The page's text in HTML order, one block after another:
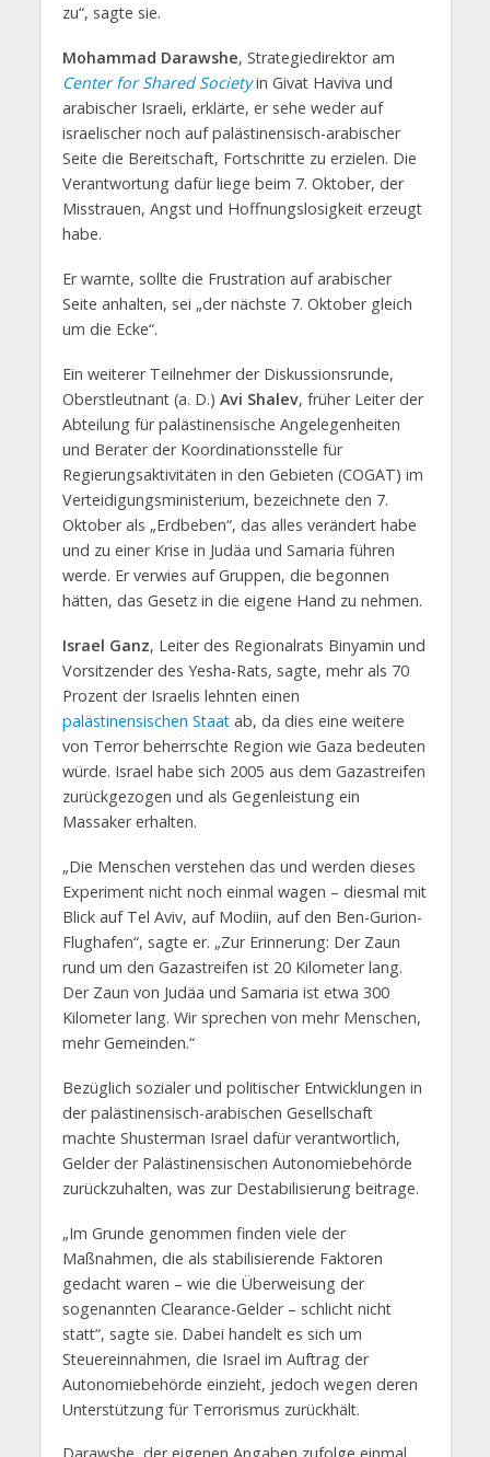
zu“, sagte sie.
Mohammad Darawshe, Strategiedirektor am
Center for Shared Societyin Givat Haviva und
arabischer Israeli, erklärte, er sehe weder auf
israelischer noch auf palästinensisch-arabischer
Seite die Bereitschaft, Fortschritte zu erzielen. Die
Verantwortung dafür liege beim 7. Oktober, der
Misstrauen, Angst und Hoffnungslosigkeit erzeugt
habe.
Er warnte, sollte die Frustration auf arabischer
Seite anhalten, sei „der nächste 7. Oktober gleich
um die Ecke“.
Ein weiterer Teilnehmer der Diskussionsrunde,
Oberstleutnant (a. D.) Avi Shalev, früher Leiter der
Abteilung für palästinensische Angelegenheiten
und Berater der Koordinationsstelle für
Regierungsaktivitäten in den Gebieten (COGAT) im
Verteidigungsministerium, bezeichnete den 7.
Oktober als „Erdbeben“, das alles verändert habe
und zu einer Krise in Judäa und Samaria führen
werde. Er verwies auf Gruppen, die begonnen
hätten, das Gesetz in die eigene Hand zu nehmen.
Israel Ganz, Leiter des Regionalrats Binyamin und
Vorsitzender des Yesha-Rats, sagte, mehr als 70
Prozent der Israelis lehnten einen
palästinensischen Staatab, da dies eine weitere
von Terror beherrschte Region wie Gaza bedeuten
würde. Israel habe sich 2005 aus dem Gazastreifen
zurückgezogen und als Gegenleistung ein
Massaker erhalten.
„Die Menschen verstehen das und werden dieses
Experiment nicht noch einmal wagen – diesmal mit
Blick auf Tel Aviv, auf Modiin, auf den Ben-Gurion-
Flughafen“, sagte er. „Zur Erinnerung: Der Zaun
rund um den Gazastreifen ist 20 Kilometer lang.
Der Zaun von Judäa und Samaria ist etwa 300
Kilometer lang. Wir sprechen von mehr Menschen,
mehr Gemeinden.“
Bezüglich sozialer und politischer Entwicklungen in
der palästinensisch-arabischen Gesellschaft
machte Shusterman Israel dafür verantwortlich,
Gelder der Palästinensischen Autonomiebehörde
zurückzuhalten, was zur Destabilisierung beitrage.
„Im Grunde genommen finden viele der
Maßnahmen, die als stabilisierende Faktoren
gedacht waren – wie die Überweisung der
sogenannten Clearance-Gelder – schlicht nicht
statt“, sagte sie. Dabei handelt es sich um
Steuereinnahmen, die Israel im Auftrag der
Autonomiebehörde einzieht, jedoch wegen deren
Unterstützung für Terrorismus zurückhält.